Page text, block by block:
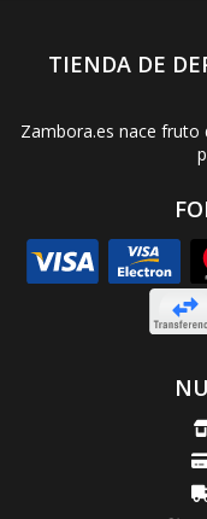
TIENDA DE
Zambora.es nace fruto